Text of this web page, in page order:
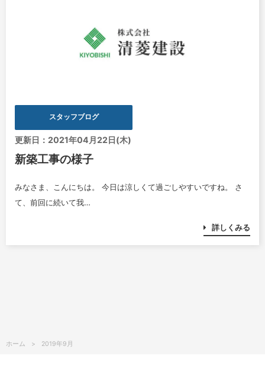
スタッフブログ
更新日：2021年04月22日(木)
新築工事の様子
みなさま、こんにちは。 今日は涼しくて過ごしやすいですね。 さ
て、前回に続いて我…
詳しくみる
ホーム 2019年9月